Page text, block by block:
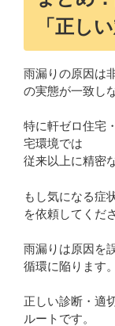
「正し
雨漏りの原因は
の実態が一致し
特に軒ゼロ住宅
宅環境では
従来以上に精密
もし気になる症
を依頼してくだ
雨漏りは原因を
循環に陥ります。
正しい診断・適
ルートです。